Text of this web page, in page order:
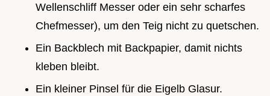
Wellenschliff Messer oder ein sehr scharfes
Chefmesser), um den Teig nicht zu quetschen.
Ein Backblech mit Backpapier, damit nichts
kleben bleibt.
Ein kleiner Pinsel für die Eigelb Glasur.